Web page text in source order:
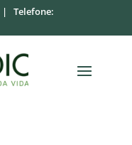
Telefone: